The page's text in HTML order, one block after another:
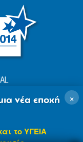
×
νέα εποχή
το ΥΓΕΙΑ